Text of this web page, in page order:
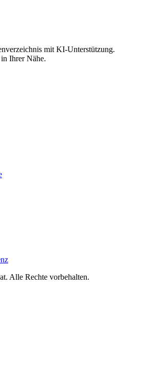
mit KI-Unterstützung.
Ihrer Nähe.
. Alle Rechte vorbehalten.